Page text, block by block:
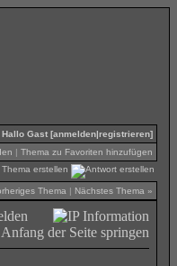
Hallo Gast [anmelden|registrieren]
| Thema zu Favoriten hinzufügen
Thema | Nächstes Thema »